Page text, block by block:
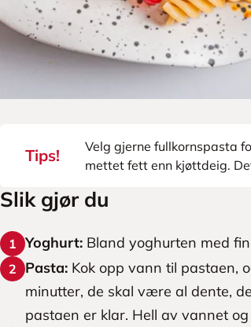
Tips!
Velg gjerne fullkornspasta
mettet fett enn kjøttdeig.
Slik gjør du
1 Yoghurt: Bland yoghurten med
2 Pasta: Kok opp vann til pastaen,
minutter, de skal være al dente,
pastaen er klar. Hell av vannet